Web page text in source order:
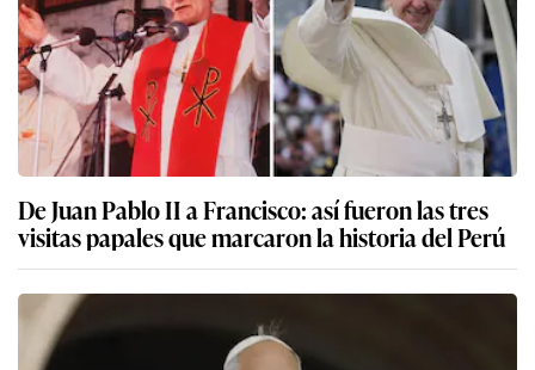
De Juan Pablo II a Francisco: así fueron las tres
visitas papales que marcaron la historia del Perú